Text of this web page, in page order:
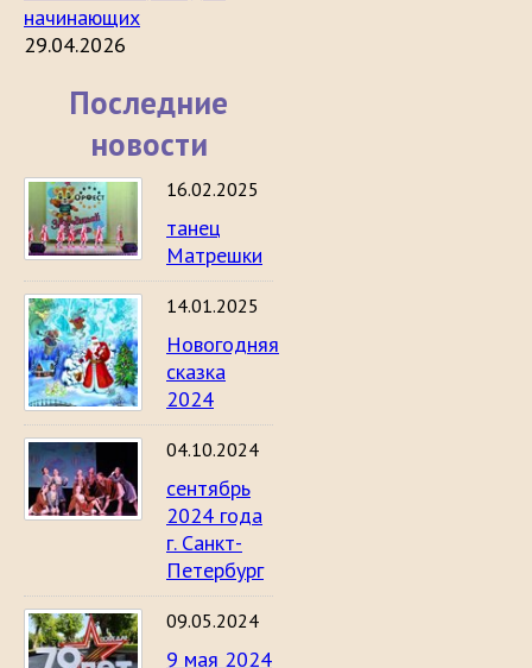
начинающих
29.04.2026
Последние
новости
16.02.2025
танец
Матрешки
14.01.2025
Новогодняя
сказка
2024
04.10.2024
сентябрь
2024 года
г. Санкт-
Петербург
09.05.2024
9 мая 2024